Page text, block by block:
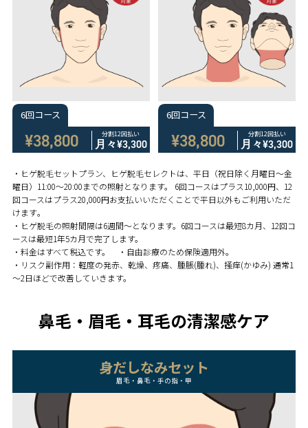
6回コース
¥38,800 分割12回払い
月々¥3,300
6回コース
¥38,800 分割12回払い
月々¥3,300
・ヒゲ脱毛セットプラン、ヒゲ脱毛セレクトは、平日（祝日除く月曜日〜金
曜日）11:00～20:00までの照射となります。 6回コースはプラス10,000円、12
回コースはプラス20,000円お支払いいただくことで平日以外もご利用いただ
けます｡
・ヒゲ脱毛の照射間隔は6週間～となります。6回コースは最短8カ月、12回コ
ースは最短1年5カ月で完了します。
・料金はすべて税込です。 ・自由診療のため保険適用外。
・リスク副作用：軽度の発赤、乾燥、疼痛、腫脹(腫れ)、掻痒(かゆみ) 通常1
～2日ほどで改善していきます。
鼻毛・眉毛・耳毛の清潔感ケア
身だしなみセット
眉毛・鼻毛・手の指・甲